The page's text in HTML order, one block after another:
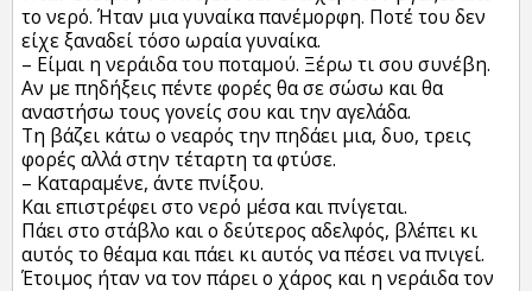
το νερό. Ήταν μια γυναίκα πανέμορφη. Ποτέ του δεν
είχε ξαναδεί τόσο ωραία γυναίκα.
– Είμαι η νεράιδα του ποταμού. Ξέρω τι σου συνέβη.
Αν με πηδήξεις πέντε φορές θα σε σώσω και θα
αναστήσω τους γονείς σου και την αγελάδα.
Τη βάζει κάτω ο νεαρός την πηδάει μια, δυο, τρεις
φορές αλλά στην τέταρτη τα φτύσε.
– Καταραμένε, άντε πνίξου.
Και επιστρέφει στο νερό μέσα και πνίγεται.
Πάει στο στάβλο και ο δεύτερος αδελφός, βλέπει κι
αυτός το θέαμα και πάει κι αυτός να πέσει να πνιγεί.
Έτοιμος ήταν να τον πάρει ο χάρος και η νεράιδα τον